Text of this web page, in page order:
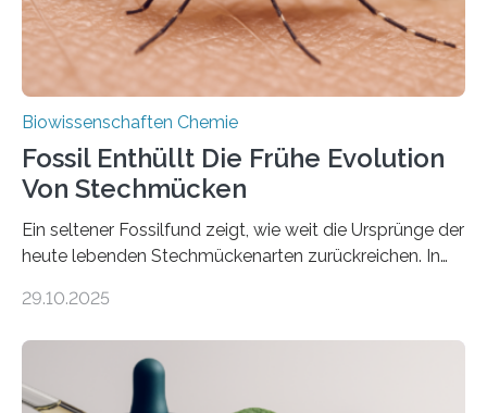
Biowissenschaften Chemie
Fossil Enthüllt Die Frühe Evolution
Von Stechmücken
Ein seltener Fossilfund zeigt, wie weit die Ursprünge der
heute lebenden Stechmückenarten zurückreichen. In
Forschende die bisher älteste bekannte Stechmücken-
Region Kachin in Myanmar und hat sich in
ausgezeichnetem Zustand erhalten. Es konnte als neue
29.10.2025